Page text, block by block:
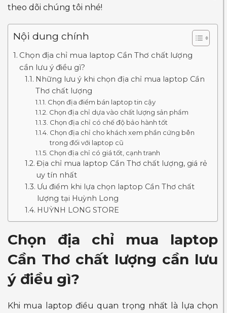
theo dõi chúng tôi nhé!
Nội dung chính
Chọn địa chỉ mua laptop Cần Thơ chất lượng
cần lưu ý điều gì?
Những lưu ý khi chọn địa chỉ mua laptop Cần
Thơ chất lượng
Chọn địa điểm bán laptop tin cậy
Chọn địa chỉ dựa vào chất lượng sản phẩm
Chọn địa chỉ có chế độ bảo hành tốt
Chọn địa chỉ cho khách xem phần cứng bên
trong đối với laptop cũ
Chọn địa chỉ có giá tốt, cạnh tranh
Địa chỉ mua laptop Cần Thơ chất lượng, giá rẻ
uy tín nhất
Ưu điểm khi lựa chọn laptop Cần Thơ chất
lượng tại Huỳnh Long
HUỲNH LONG STORE
Chọn địa chỉ mua laptop
Cần Thơ chất lượng cần lưu
ý điều gì?
Khi mua laptop điều quan trọng nhất là lựa chọn